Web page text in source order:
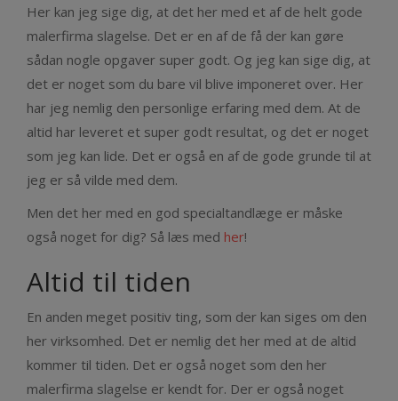
Her kan jeg sige dig, at det her med et af de helt gode
malerfirma slagelse. Det er en af de få der kan gøre
sådan nogle opgaver super godt. Og jeg kan sige dig, at
det er noget som du bare vil blive imponeret over. Her
har jeg nemlig den personlige erfaring med dem. At de
altid har leveret et super godt resultat, og det er noget
som jeg kan lide. Det er også en af de gode grunde til at
jeg er så vilde med dem.
Men det her med en god specialtandlæge er måske
også noget for dig? Så læs med her!
Altid til tiden
En anden meget positiv ting, som der kan siges om den
her virksomhed. Det er nemlig det her med at de altid
kommer til tiden. Det er også noget som den her
malerfirma slagelse er kendt for. Der er også noget